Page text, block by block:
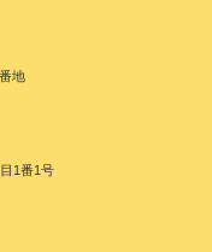
地
1番1号